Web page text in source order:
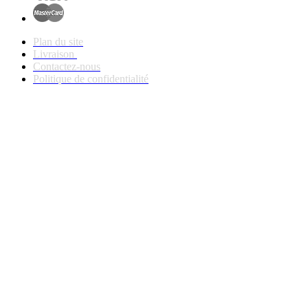
Plan du site
Livraison
Contactez-nous
Politique de confidentialité